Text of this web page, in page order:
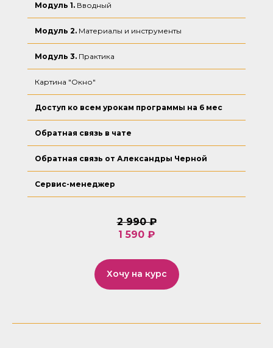
Модуль 1. Вводный
Модуль 2. Материалы и инструменты
Модуль 3. Практика
Картина "Окно"
Доступ ко всем урокам программы на 6 мес
Обратная связь в чате
Обратная связь от Александры Черной
Сервис-менеджер
2 990 ₽
1 590 ₽
Хочу на курс